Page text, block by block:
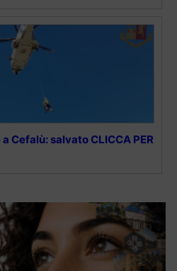
Cefalù: salvato CLICCA PER